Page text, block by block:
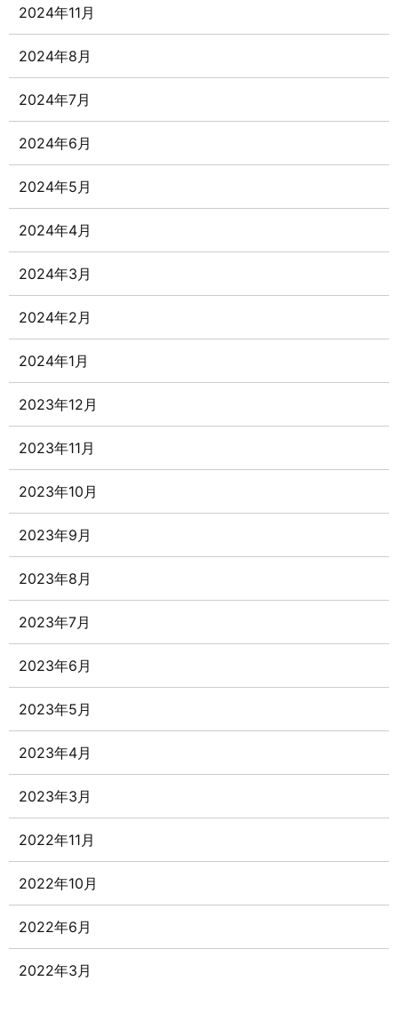
2024年11月
2024年8月
2024年7月
2024年6月
2024年5月
2024年4月
2024年3月
2024年2月
2024年1月
2023年12月
2023年11月
2023年10月
2023年9月
2023年8月
2023年7月
2023年6月
2023年5月
2023年4月
2023年3月
2022年11月
2022年10月
2022年6月
2022年3月